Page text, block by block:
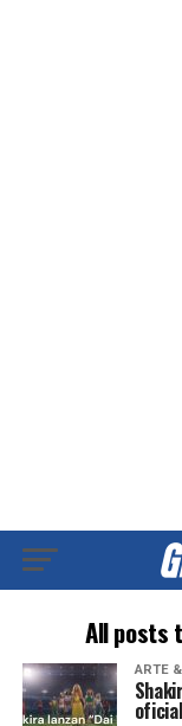
All posts
ARTE